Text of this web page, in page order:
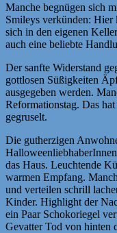
Manche begnügen sich
Smileys verkünden: Hier
sich in den eigenen
auch eine beliebte
Der sanfte Widerstand
gottlosen Süßigkeiten
ausgegeben werden.
Reformationstag. Das
gegruselt.
Die gutherzigen
das Haus. Leuchtende
warmen Empfang.
und verteilen schrill
Kinder. Highlight der
ein Paar Schokoriegel
Gevatter Tod von hinten